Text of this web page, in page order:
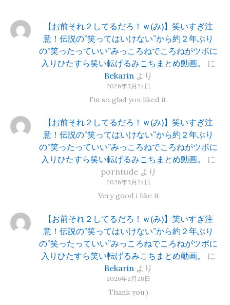
【お前それ２してるだろ！ｗ(み)】笑いすぎ注
意！伝説の”笑ってはいけない”から約２年ぶり
の”笑ったっていい”みっころねでころねがツボに
入りひたすら笑い転げるみこちまとめ動画。
に
Bekarin より
2026年3月24日
I'm so glad you liked it.
【お前それ２してるだろ！ｗ(み)】笑いすぎ注
意！伝説の”笑ってはいけない”から約２年ぶり
の”笑ったっていい”みっころねでころねがツボに
入りひたすら笑い転げるみこちまとめ動画。
に
porntudeより
2026年3月24日
Very good i like it
【お前それ２してるだろ！ｗ(み)】笑いすぎ注
意！伝説の”笑ってはいけない”から約２年ぶり
の”笑ったっていい”みっころねでころねがツボに
入りひたすら笑い転げるみこちまとめ動画。
に
Bekarin より
2026年2月28日
Thank you:)